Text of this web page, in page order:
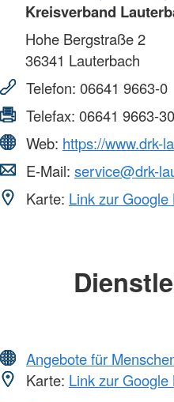
Kreisverband
Hohe Bergstraße 2
36341 Lauterbach
Telefon: 06641 9663-0
Telefax: 06641 9663-30
Web: https://www.drk-
E-Mail: service@drk-
Karte: Link zur
Angebote für
Karte: Link zur